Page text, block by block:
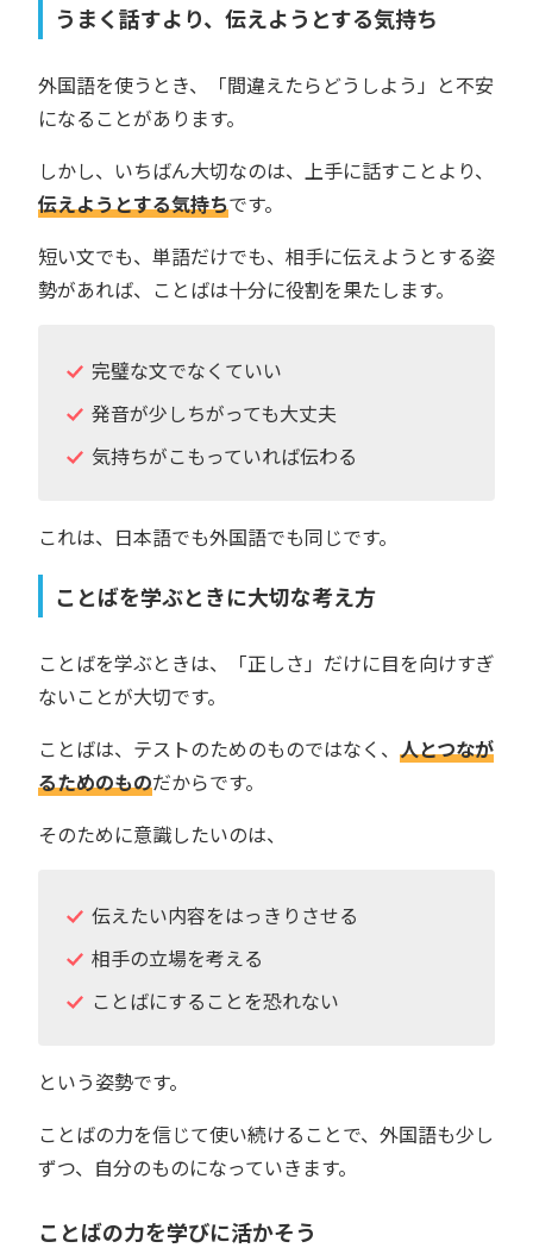
うまく話すより、伝えようとする気持ち
外国語を使うとき、「間違えたらどうしよう」と不安
になることがあります。
しかし、いちばん大切なのは、上手に話すことより、
伝えようとする気持ちです。
短い文でも、単語だけでも、相手に伝えようとする姿
勢があれば、ことばは十分に役割を果たします。
完璧な文でなくていい
発音が少しちがっても大丈夫
気持ちがこもっていれば伝わる
これは、日本語でも外国語でも同じです。
ことばを学ぶときに大切な考え方
ことばを学ぶときは、「正しさ」だけに目を向けすぎ
ないことが大切です。
ことばは、テストのためのものではなく、 人とつなが
るためのものだからです。
そのために意識したいのは、
伝えたい内容をはっきりさせる
相手の立場を考える
ことばにすることを恐れない
という姿勢です。
ことばの力を信じて使い続けることで、外国語も少し
ずつ、自分のものになっていきます。
ことばの力を学びに活かそう